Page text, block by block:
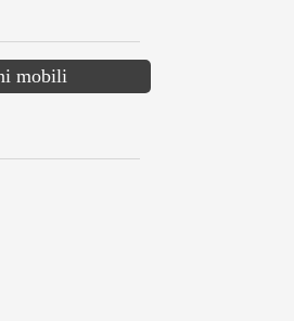
mobili